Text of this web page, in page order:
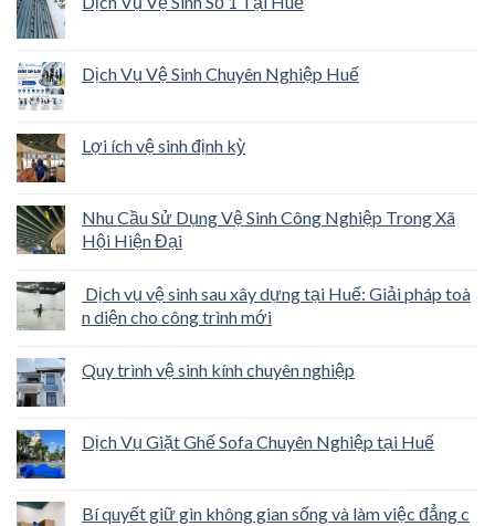
Dịch Vụ Vệ Sinh Chuyên Nghiệp Huế
Lợi ích vệ sinh định kỳ
Nhu Cầu Sử Dụng Vệ Sinh Công Nghiệp Trong Xã
Hội Hiện Đại
Dịch vụ vệ sinh sau xây dựng tại Huế: Giải pháp toà
n diện cho công trình mới
Quy trình vệ sinh kính chuyên nghiệp
Dịch Vụ Giặt Ghế Sofa Chuyên Nghiệp tại Huế
Bí quyết giữ gìn không gian sống và làm việc đẳng c